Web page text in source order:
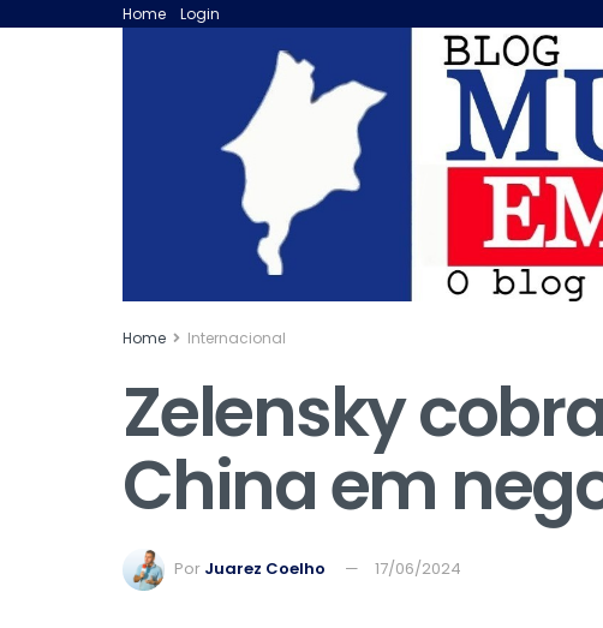
Home Login
Home Internacional
Zelensky
China em
Por Juarez Coelho 17/06/2024